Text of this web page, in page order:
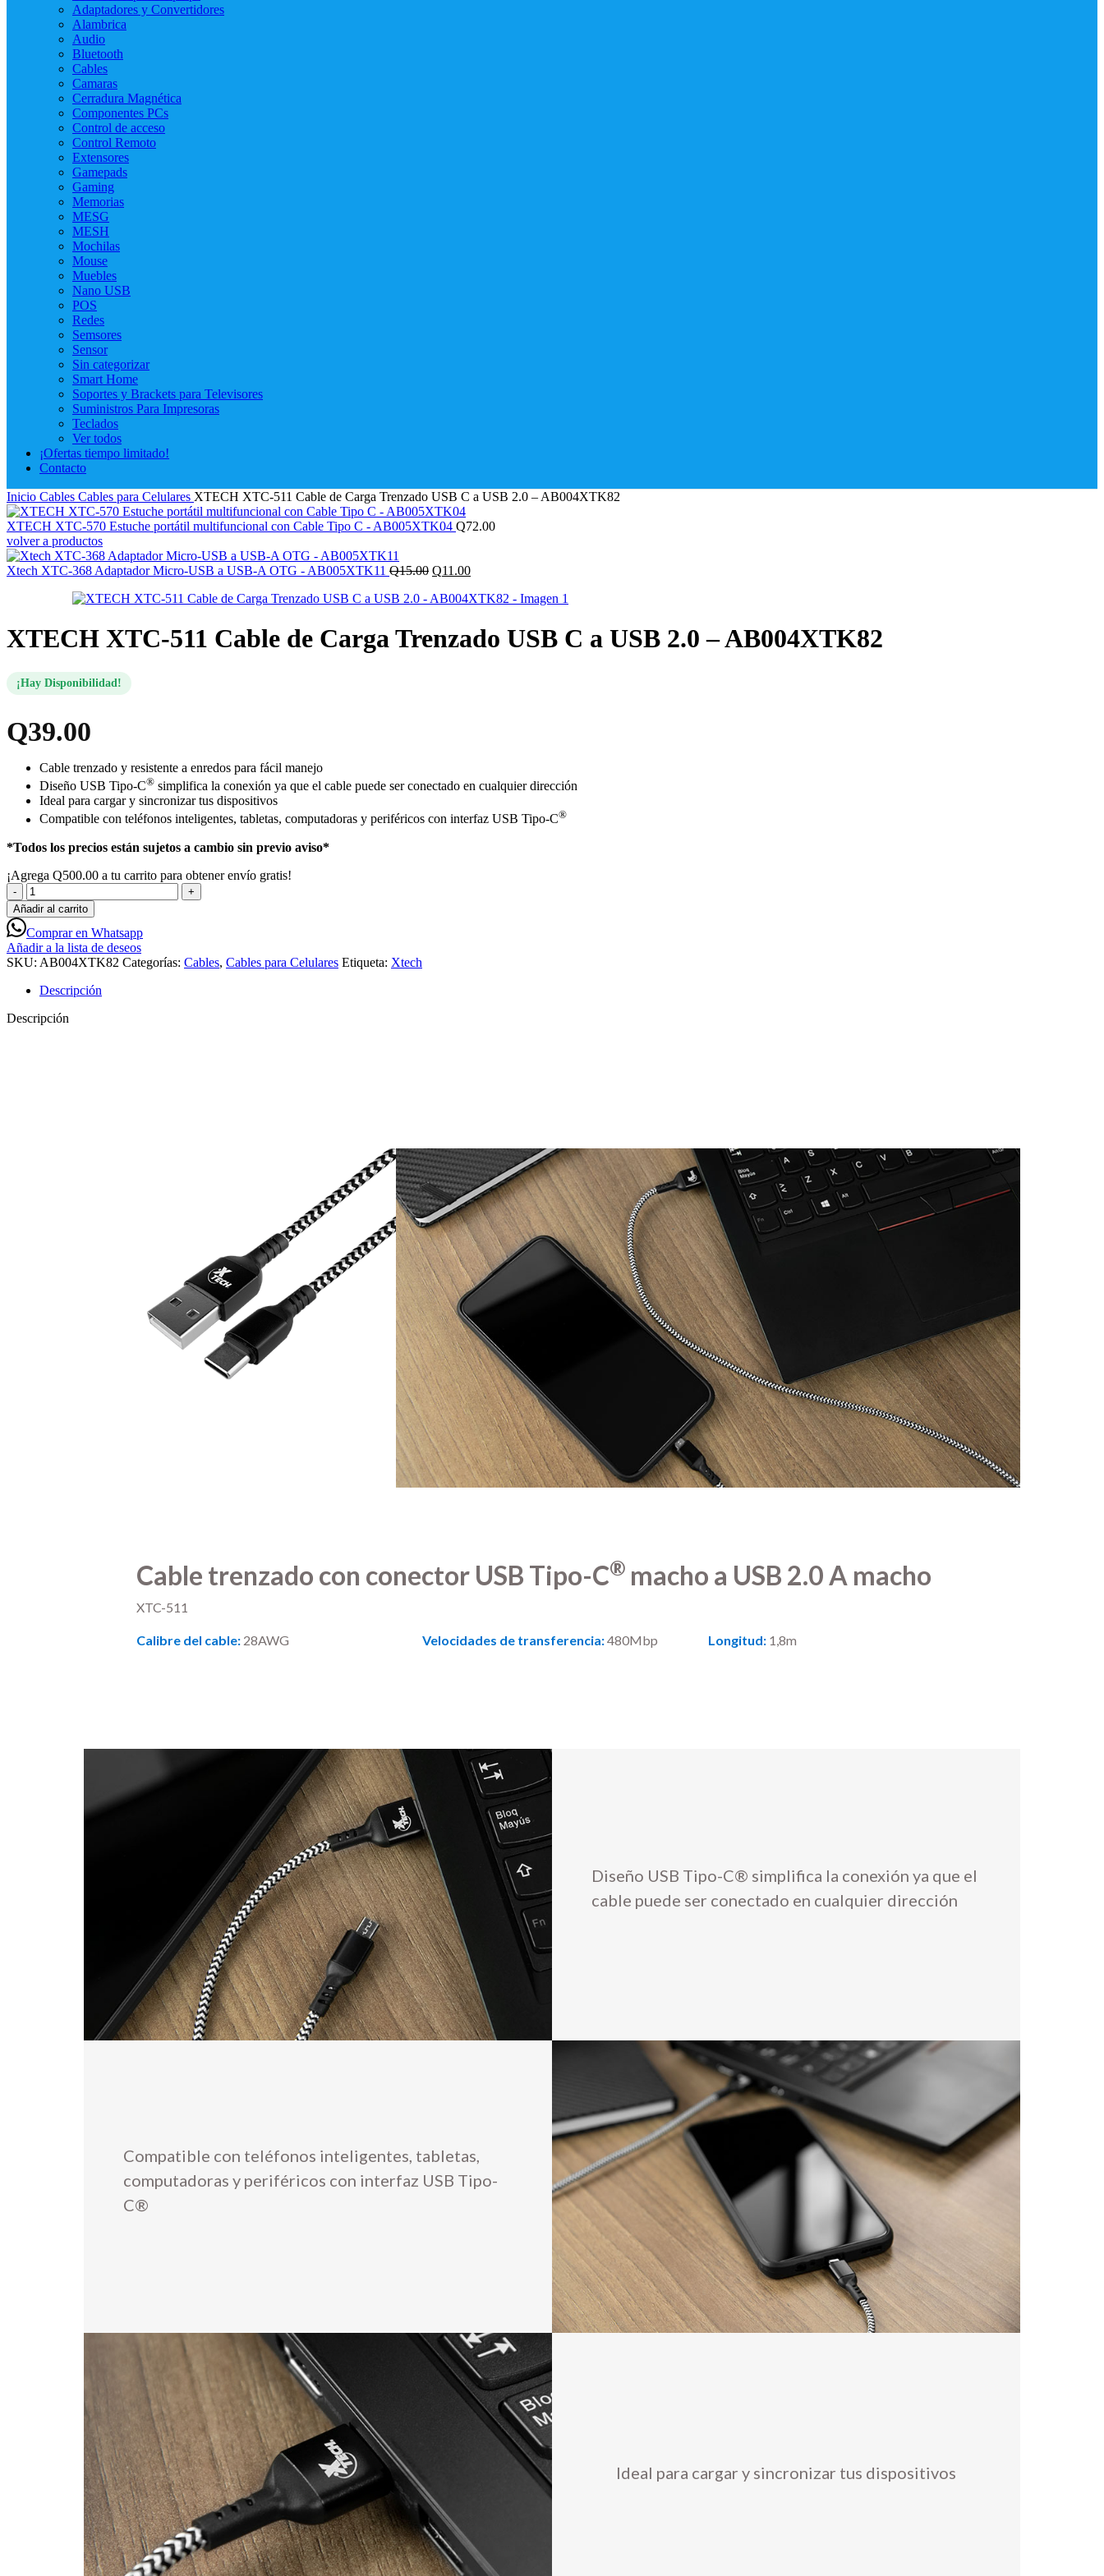
Adaptadores y Convertidores
Alambrica
Audio
Bluetooth
Cables
Camaras
Cerradura Magnética
Componentes PCs
Control de acceso
Control Remoto
Extensores
Gamepads
Gaming
Memorias
MESG
MESH
Mochilas
Mouse
Muebles
Nano USB
POS
Redes
Semsores
Sensor
Sin categorizar
Smart Home
Soportes y Brackets para Televisores
Suministros Para Impresoras
Teclados
Ver todos
¡Ofertas tiempo limitado!
Contacto
Inicio Cables Cables para Celulares XTECH XTC-511 Cable de Carga Trenzado USB C a USB 2.0 – AB004XTK82
XTECH XTC-570 Estuche portátil multifuncional con Cable Tipo C - AB005XTK04 Q72.00
volver a productos
Xtech XTC-368 Adaptador Micro-USB a USB-A OTG - AB005XTK11 Q15.00 El
original
Q11.00El
actual
Q11.00.
XTECH XTC-511 Cable de Carga Trenzado USB C a USB 2.0 – AB004XTK82
¡Hay Disponibilidad!
Q39.00
Cable trenzado y resistente a enredos para fácil manejo
Diseño USB Tipo-C® simplifica la conexión ya que el cable puede ser conectado en cualquier dirección
Ideal para cargar y sincronizar tus dispositivos
Compatible con teléfonos inteligentes, tabletas, computadoras y periféricos con interfaz USB Tipo-C®
*Todos los precios están sujetos a cambio sin previo aviso*
¡Agrega Q500.00 a tu carrito para obtener envío gratis!
XTECH
XTC-
511
Cable
de
Carga
USB
a
Añadir al carrito
Comprar en Whatsapp
Añadir a la lista de deseos
SKU: AB004XTK82 Categorías: Cables, Cables para Celulares Etiqueta: Xtech
Descripción
Descripción